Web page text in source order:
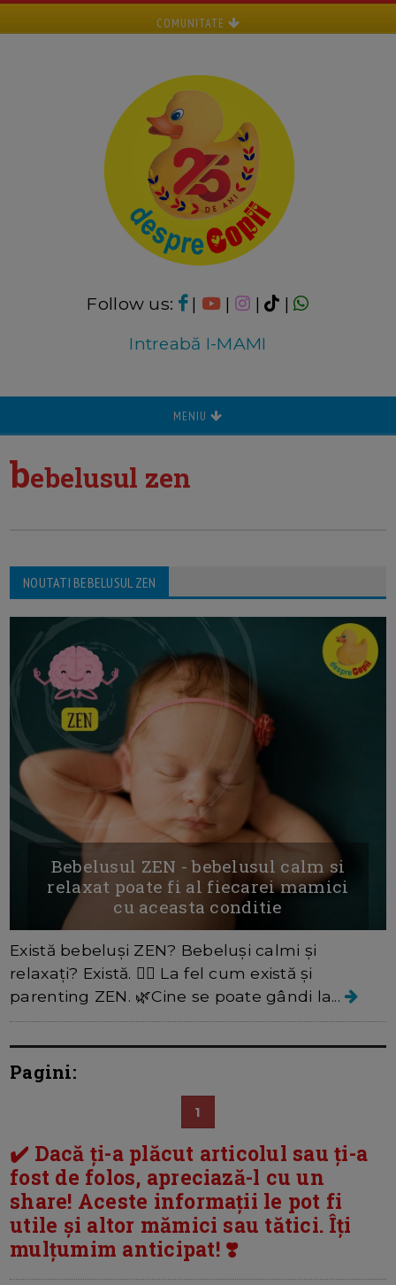
COMUNITATE
Follow us: | | |
|
Intreabă I-MAMI
MENIU
bebelusul zen
NOUTATI BEBELUSUL ZEN
Bebelusul ZEN - bebelusul calm si
relaxat poate fi al fiecarei mamici
cu aceasta conditie
Există bebeluși ZEN? Bebeluși calmi și
relaxați? Există. 🧘‍♂️ La fel cum există și
parenting ZEN. 🌿Cine se poate gândi la...
Pagini:
1
✔️ Dacă ți-a plăcut articolul sau ți-a
fost de folos, apreciază-l cu un
share! Aceste informații le pot fi
utile și altor mămici sau tătici. Îți
mulțumim anticipat! ❣️